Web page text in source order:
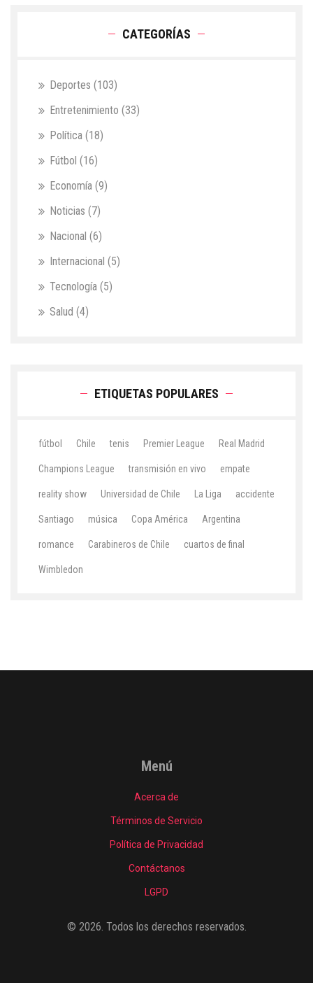
CATEGORÍAS
Deportes (103)
Entretenimiento (33)
Política (18)
Fútbol (16)
Economía (9)
Noticias (7)
Nacional (6)
Internacional (5)
Tecnología (5)
Salud (4)
ETIQUETAS POPULARES
fútbol Chile tenis Premier League Real Madrid
Champions League transmisión en vivo empate
reality show Universidad de Chile La Liga accidente
Santiago música Copa América Argentina
romance Carabineros de Chile cuartos de final
Wimbledon
Menú
Acerca de
Términos de Servicio
Política de Privacidad
Contáctanos
LGPD
© 2026. Todos los derechos reservados.